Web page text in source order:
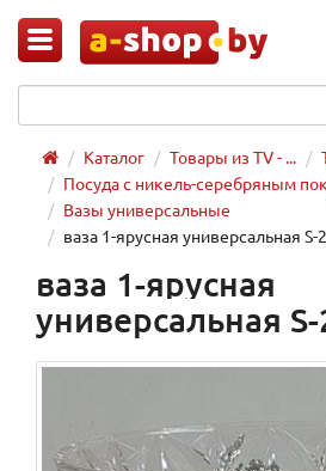
Каталог Товары из TV - ...
Посуда с никель-серебряным
Вазы универсальные
ваза 1-ярусная универсальная S-
ваза 1-ярусная
универсальная